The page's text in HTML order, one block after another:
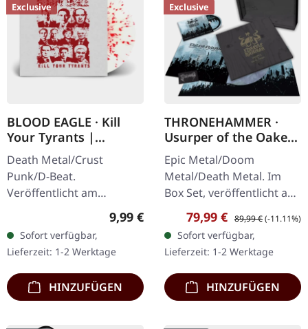
Exclusive
BLOOD EAGLE · Kill
Your Tyrants |
SPLATTER 7" EP
Death Metal/Crust
Punk/D-Beat.
Veröffentlicht am
27.06.2014, auf Supreme
Chaos Records. Weiße,
schwere 7" Vinyl-EP mit
roten Splattern im
dicken…
Regulärer Preis:
9,99 €
Sofort verfügbar,
Lieferzeit: 1-2 Werktage
HINZUFÜGEN
Exclusive
THRONEHAMMER ·
Usurper of the Oaken
Throne | WOODEN LP
BOX SET
Epic Metal/Doom
Metal/Death Metal. Im
Box Set, veröffentlicht am
08.03.2024, auf Supreme
Chaos Records. Ultra
schwere, handgearbeitete
Holzbox mit…
Verkaufspreis:
79,99 € Regulärer Preis:
89,99 €(-11.11%)
Sofort verfügbar,
Lieferzeit: 1-2 Werktage
HINZUFÜGEN